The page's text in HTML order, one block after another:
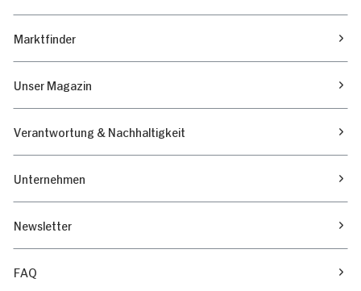
Marktfinder
Unser Magazin
Verantwortung & Nachhaltigkeit
Unternehmen
Newsletter
FAQ